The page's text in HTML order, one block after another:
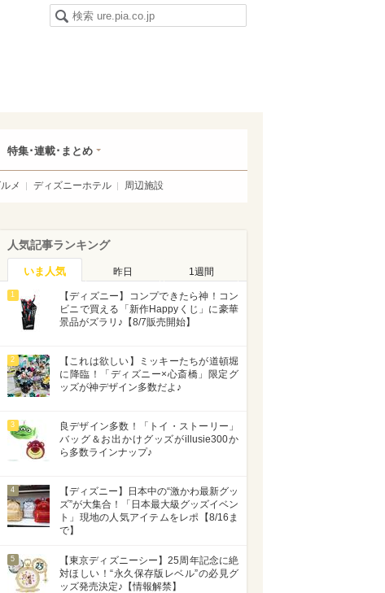
特集･連載･まとめ
メ ディズニーホテル 周辺施設
人気記事ランキング
いま人気 昨日 1週間
1
【ディズニー】コンプできたら神！コン
ビニで買える「新作Happyくじ」に豪華
景品がズラリ♪【8/7販売開始】
2
【これは欲しい】ミッキーたちが道頓堀
に降臨！「ディズニー×心斎橋」限定グ
ッズが神デザイン多数だよ♪
3
良デザイン多数！「トイ・ストーリー」
バッグ＆お出かけグッズがillusie300か
ら多数ラインナップ♪
4
【ディズニー】日本中の“激かわ最新グッ
ズ”が大集合！「日本最大級グッズイベン
ト」現地の人気アイテムをレポ【8/16ま
で】
5
【東京ディズニーシー】25周年記念に絶
対ほしい！“永久保存版レベル”の必見グ
ッズ発売決定♪【情報解禁】